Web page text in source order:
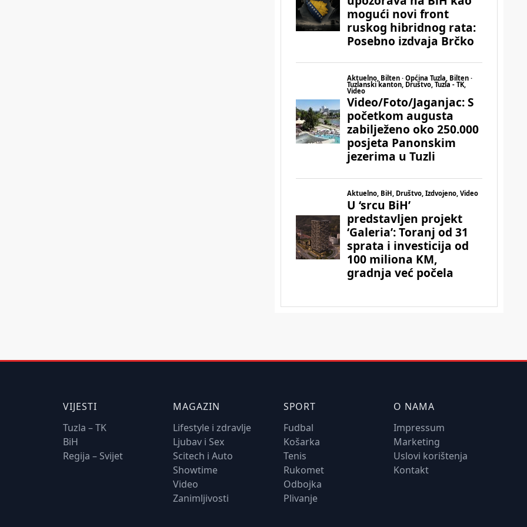
VIJESTI
Tuzla – TK
BiH
Regija – Svijet
MAGAZIN
Lifestyle i zdravlje
Ljubav i Sex
Scitech i Auto
Showtime
Video
Zanimljivosti
SPORT
Fudbal
Košarka
Tenis
Rukomet
Odbojka
Plivanje
O NAMA
Impressum
Marketing
Uslovi korištenja
Kontakt